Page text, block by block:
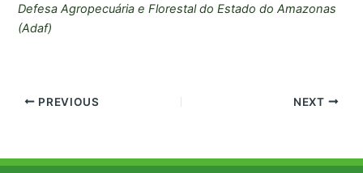
Defesa Agropecuária e Florestal do Estado do Amazonas
(Adaf)
PREVIOUS NEXT